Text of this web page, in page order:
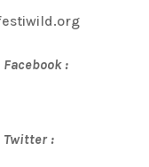
:
Twitter :